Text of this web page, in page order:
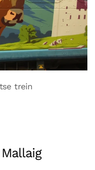
trein